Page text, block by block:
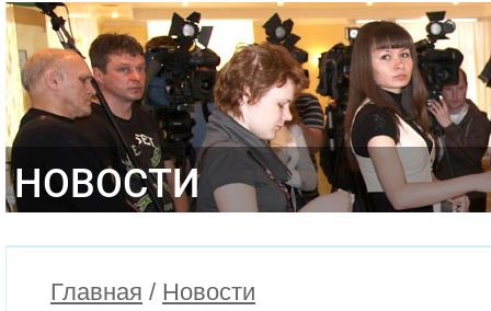
НОВОСТИ
Главная / Новости